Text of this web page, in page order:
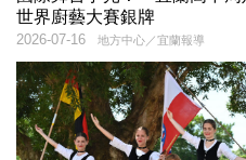
世界廚藝大賽銀牌
地方中心／宜蘭報導
2026-07-16